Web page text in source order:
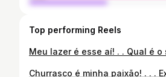
Top performing Reels